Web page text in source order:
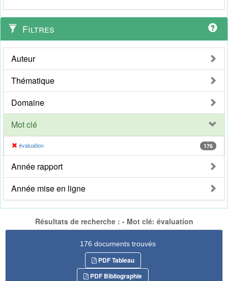
Filtres
Auteur
Thématique
Domaine
Mot clé
évaluation 176
Année rapport
Année mise en ligne
Résultats de recherche : - Mot clé: évaluation
176 documents trouvés
PDF Tableau
PDF Bibliographie